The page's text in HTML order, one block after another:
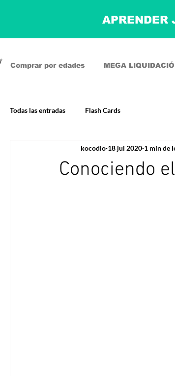
APRENDER
Comprar por edades MEGA
Todas las entradas Flash Cards
Conociendo
kocodio 18 jul 2020 1 min de